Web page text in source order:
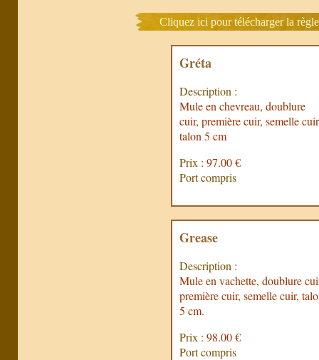
Cliquez ici pour télécharger la
Gréta
Description :
Mule en chevreau, doublure
cuir, première cuir, semelle
talon 5 cm
Prix : 97.00 €
Port compris
Grease
Description :
Mule en vachette, doublure
première cuir, semelle cuir,
5 cm.
Prix : 98.00 €
Port compris